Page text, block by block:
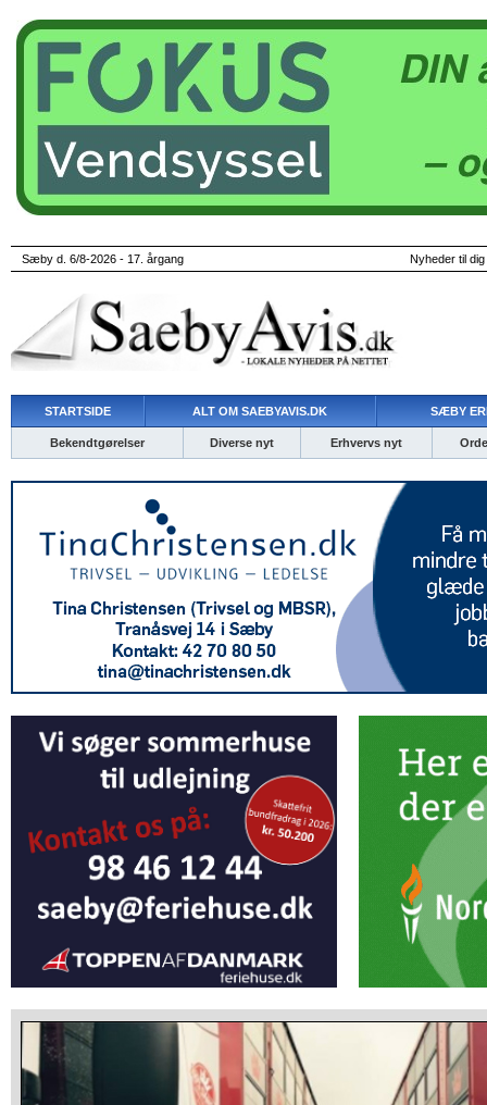
Sæby d. 6/8-2026 - 17. årgang Nyheder til
STARTSIDE ALT OM SAEBYAVIS.DK SÆBY
Bekendtgørelser Diverse nyt Erhvervs nyt